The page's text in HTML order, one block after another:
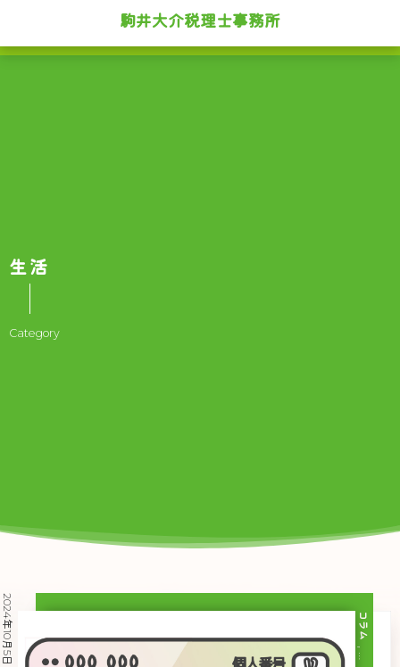
駒井大介税理士事務所
生活
Category
コラム
, …
2024年10月5日